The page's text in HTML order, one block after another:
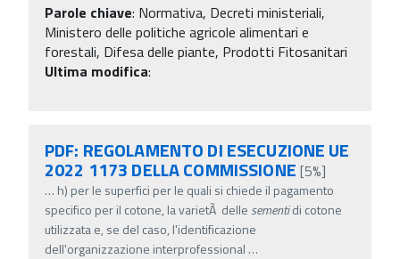
Parole chiave: Normativa, Decreti ministeriali,
Ministero delle politiche agricole alimentari e
forestali, Difesa delle piante, Prodotti Fitosanitari
Ultima modifica:
PDF: REGOLAMENTO DI ESECUZIONE UE
2022 1173 DELLA COMMISSIONE [5%]
… h) per le superfici per le quali si chiede il pagamento
specifico per il cotone, la varietÃ delle sementidi cotone
utilizzata e, se del caso, l'identificazione
dell'organizzazione interprofessional …